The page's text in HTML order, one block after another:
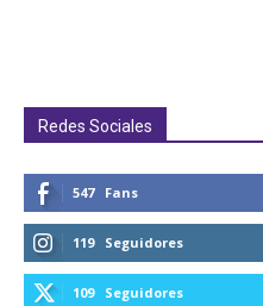
Redes Sociales
547 Fans
119 Seguidores
109 Seguidores